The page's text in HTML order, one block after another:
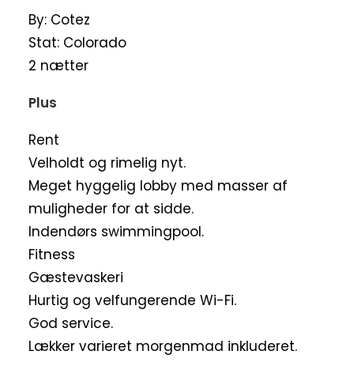
By: Cotez
Stat: Colorado
2 nætter
Plus
Rent
Velholdt og rimelig nyt.
Meget hyggelig lobby med masser af
muligheder for at sidde.
Indendørs swimmingpool.
Fitness
Gæstevaskeri
Hurtig og velfungerende Wi-Fi.
God service.
Lækker varieret morgenmad inkluderet.